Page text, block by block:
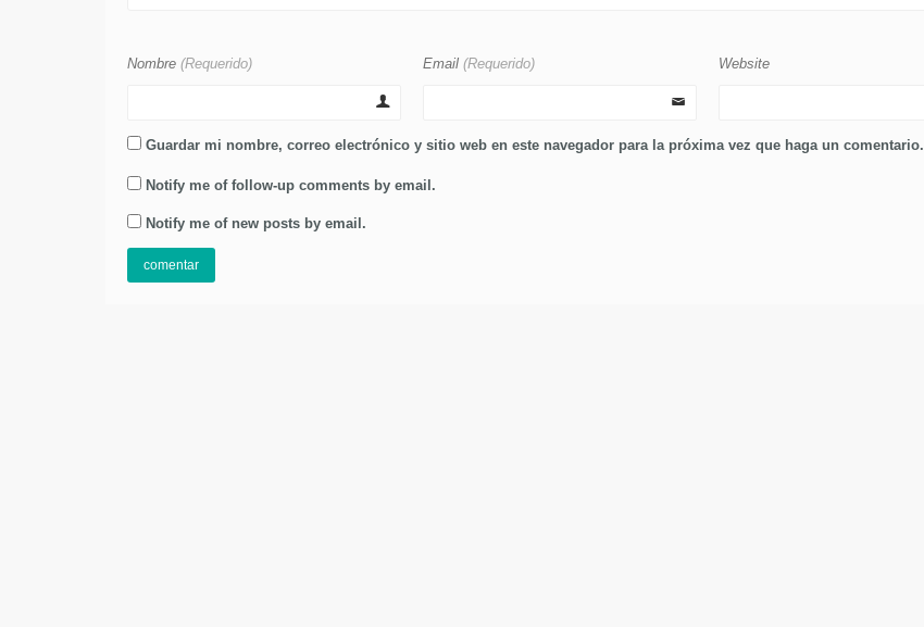
Nombre (Requerido) Email (Requerido) Website
Guardar mi nombre, correo electrónico y sitio web en este navegador para la próxima vez que haga un comentario.
Notify me of follow-up comments by email.
Notify me of new posts by email.